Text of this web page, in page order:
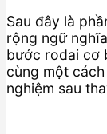
Sau đây là
rộng ngữ
bước rodai cơ
cùng một
nghiệm sau